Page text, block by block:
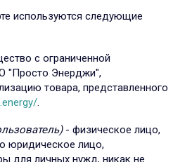
используются следующие
с ограниченной
"Просто Энерджи",
товара, представленного
.
- физическое лицо,
юридическое лицо,
для личных нужд, никак не